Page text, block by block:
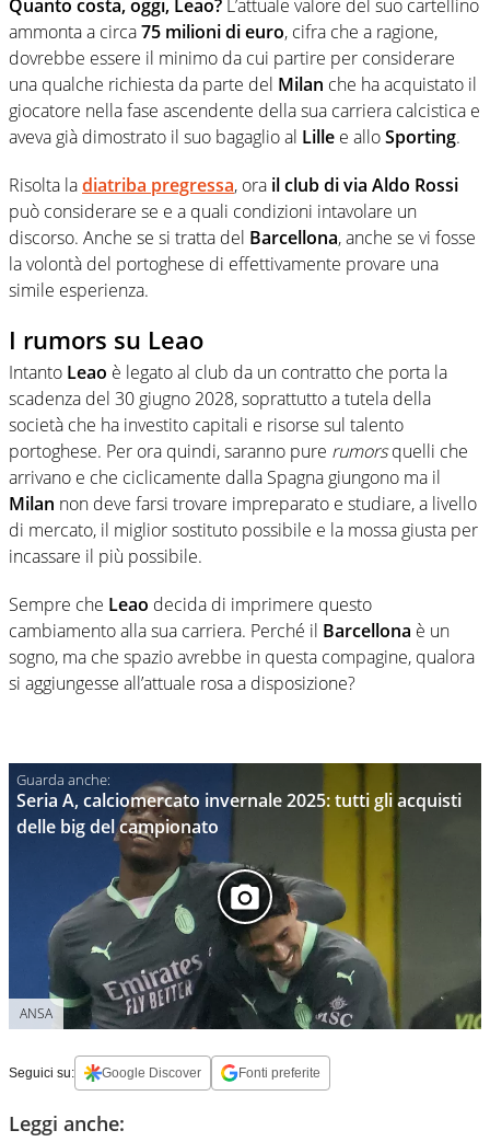
Quanto costa, oggi, Leao? L’attuale valore del suo cartellino
ammonta a circa75 milioni di euro, cifra che a ragione,
dovrebbe essere il minimo da cui partire per considerare
una qualche richiesta da parte del Milan che ha acquistato il
giocatore nella fase ascendente della sua carriera calcistica e
aveva già dimostrato il suo bagaglio al Lille e alloSporting.
Risolta ladiatriba pregressa, ora il club di via Aldo Rossi
può considerare se e a quali condizioni intavolare un
discorso. Anche se si tratta del Barcellona, anche se vi fosse
la volontà del portoghese di effettivamente provare una
simile esperienza.
I rumors su Leao
Intanto Leao è legato al club da un contratto che porta la
scadenza del 30 giugno 2028, soprattutto a tutela della
società che ha investito capitali e risorse sul talento
portoghese. Per ora quindi, saranno pure rumorsquelli che
arrivano e che ciclicamente dalla Spagna giungono ma il
Milan non deve farsi trovare impreparato e studiare, a livello
di mercato, il miglior sostituto possibile e la mossa giusta per
incassare il più possibile.
Sempre che Leao decida di imprimere questo
cambiamento alla sua carriera. Perché il Barcellona è un
sogno, ma che spazio avrebbe in questa compagine, qualora
si aggiungesse all’attuale rosa a disposizione?
Seria A, calciomercato invernale 2025: tutti gli acquisti
delle big del campionato
ANSA
Seguici su: Google Discover Fonti preferite
Leggi anche: